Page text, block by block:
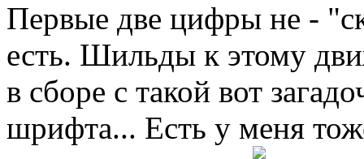
Первые две цифры не -
есть. Шильды к этому
в сборе с такой вот
шрифта... Есть у меня